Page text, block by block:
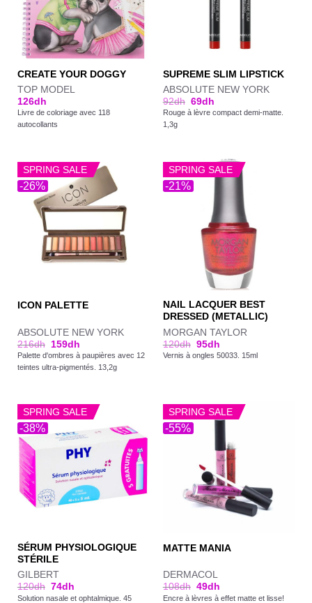
CREATE YOUR DOGGY
TOP MODEL
126dh
Livre de coloriage avec 118
autocollants
SUPREME SLIM LIPSTICK
ABSOLUTE NEW YORK
92dh 69dh
Rouge à lèvre compact demi-matte.
1,3g
-26%
SPRING SALE
ICON PALETTE
ABSOLUTE NEW YORK
216dh 159dh
Palette d'ombres à paupières avec 12
teintes ultra-pigmentés. 13,2g
-21%
SPRING SALE
NAIL LACQUER BEST
DRESSED (METALLIC)
MORGAN TAYLOR
120dh 95dh
Vernis à ongles 50033. 15ml
-38%
SPRING SALE
SÉRUM PHYSIOLOGIQUE
STÉRILE
GILBERT
120dh 74dh
Solution nasale et ophtalmique. 45
-55%
SPRING SALE
MATTE MANIA
DERMACOL
108dh 49dh
Encre à lèvres à effet matte et lisse!